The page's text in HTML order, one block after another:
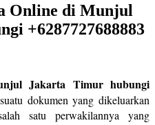
Online di Munjul
+6287727688883
Jakarta Timur hubungi
dokumen yang dikeluarkan
satu perwakilannya yang